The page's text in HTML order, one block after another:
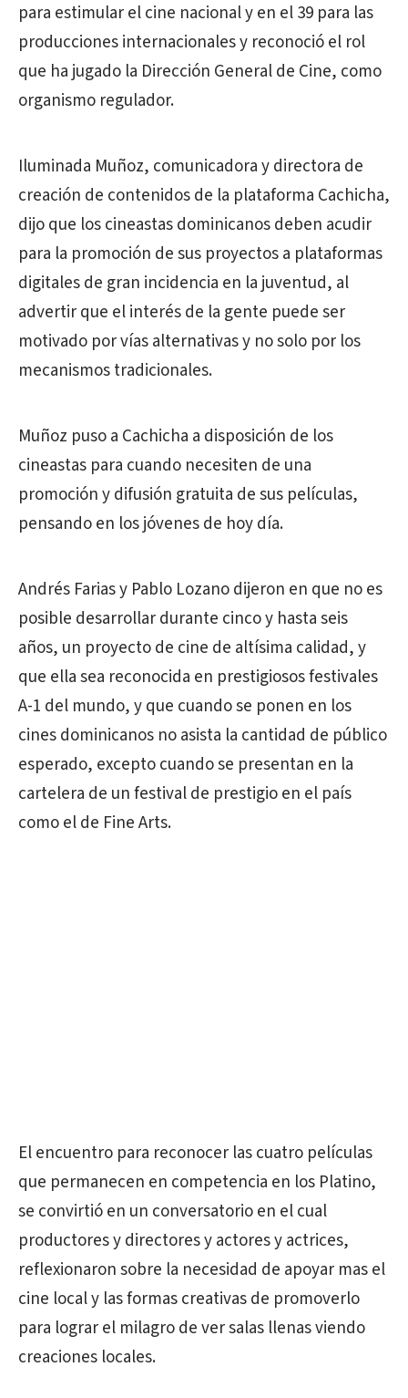
para estimular el cine nacional y en el 39 para las
producciones internacionales y reconoció el rol
que ha jugado la Dirección General de Cine, como
organismo regulador.
Iluminada Muñoz, comunicadora y directora de
creación de contenidos de la plataforma Cachicha,
dijo que los cineastas dominicanos deben acudir
para la promoción de sus proyectos a plataformas
digitales de gran incidencia en la juventud, al
advertir que el interés de la gente puede ser
motivado por vías alternativas y no solo por los
mecanismos tradicionales.
Muñoz puso a Cachicha a disposición de los
cineastas para cuando necesiten de una
promoción y difusión gratuita de sus películas,
pensando en los jóvenes de hoy día.
Andrés Farias y Pablo Lozano dijeron en que no es
posible desarrollar durante cinco y hasta seis
años, un proyecto de cine de altísima calidad, y
que ella sea reconocida en prestigiosos festivales
A-1 del mundo, y que cuando se ponen en los
cines dominicanos no asista la cantidad de público
esperado, excepto cuando se presentan en la
cartelera de un festival de prestigio en el país
como el de Fine Arts.
El encuentro para reconocer las cuatro películas
que permanecen en competencia en los Platino,
se convirtió en un conversatorio en el cual
productores y directores y actores y actrices,
reflexionaron sobre la necesidad de apoyar mas el
cine local y las formas creativas de promoverlo
para lograr el milagro de ver salas llenas viendo
creaciones locales.